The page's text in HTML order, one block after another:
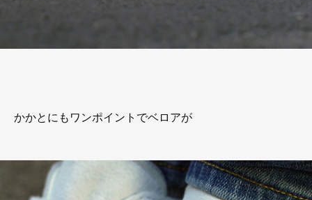
かかとにもワンポイントでベロアが